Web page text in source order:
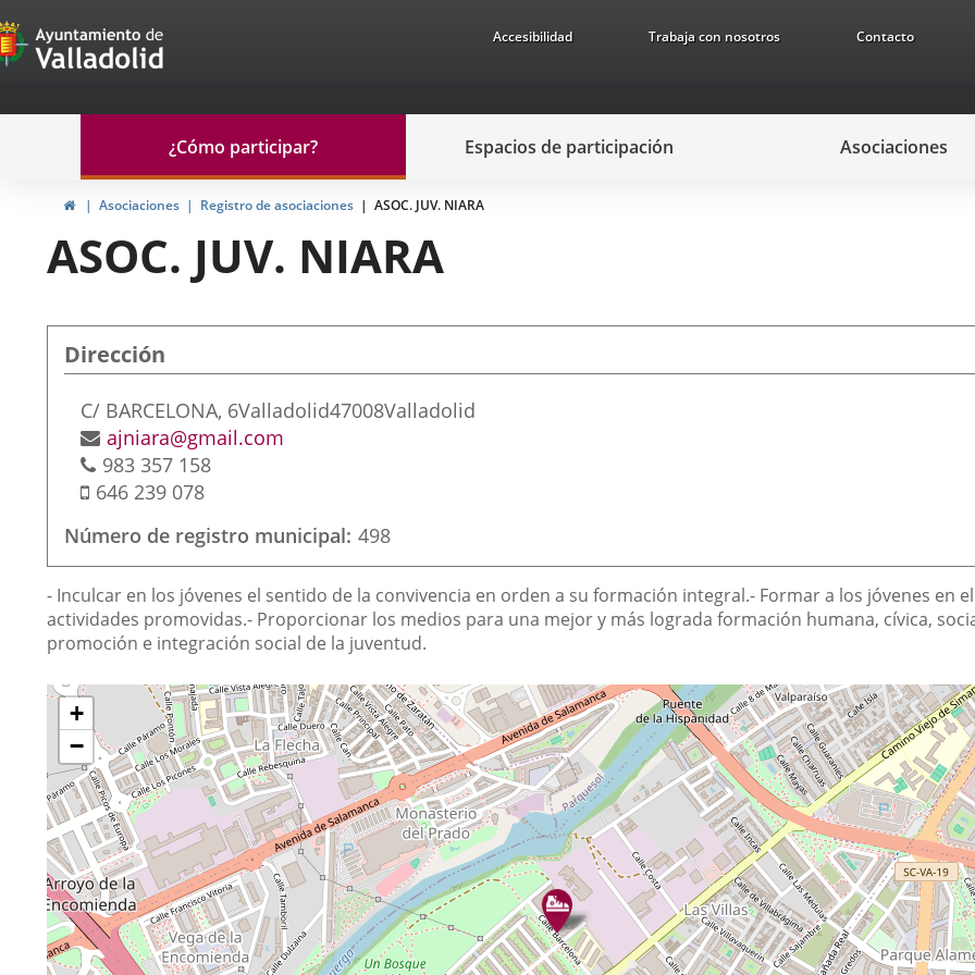
Portal
de
Participación
Accesibilidad Trabaja con nosotros Contacto
navegación
Participación
¿Cómo participar? Espacios de participación Asociaciones
InicioAsociaciones Registro de asociaciones ASOC. JUV. NIARA
ASOC. JUV. NIARA
Dirección
Dirección
postal
C/ BARCELONA, 6Valladolid47008Valladolid
Dirección
de
correo
ajniara@gmail.com
Teléfonos
983 357 158
Móvil
646 239 078
Número de registro municipal 498
Finalidad
de
la
asociación
- Inculcar en los jóvenes el sentido de la convivencia en orden a su formación integral.- Formar a los jóvenes en
actividades promovidas.- Proporcionar los medios para una mejor y más lograda formación humana, cívica,
promoción e integración social de la juventud.
¿Dónde
estamos?
Saltar
mapa
+
−